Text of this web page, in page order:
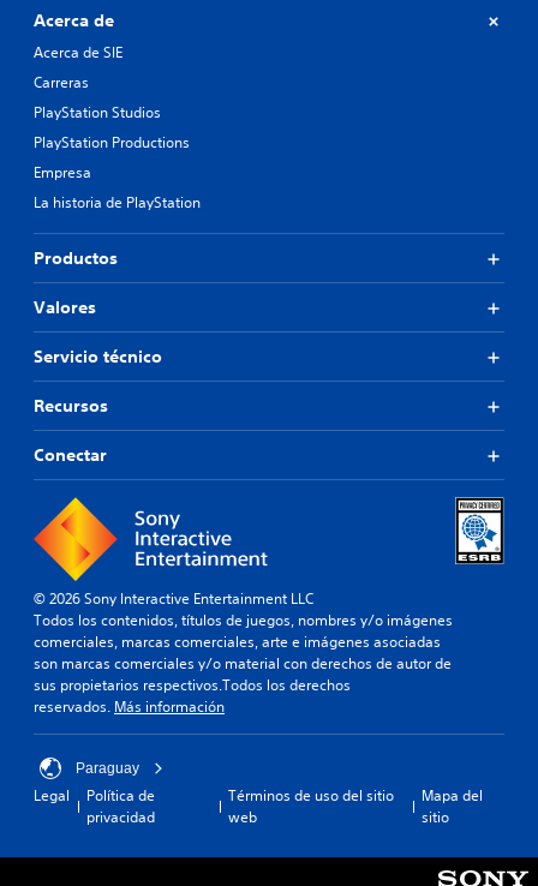
Acerca de
Acerca de SIE
Carreras
PlayStation Studios
PlayStation Productions
Empresa
La historia de PlayStation
Productos
Valores
Servicio técnico
Recursos
Conectar
© 2026 Sony Interactive Entertainment LLC
Todos los contenidos, títulos de juegos, nombres y/o imágenes
comerciales, marcas comerciales, arte e imágenes asociadas
son marcas comerciales y/o material con derechos de autor de
sus propietarios respectivos.Todos los derechos
reservados. Más información
Paraguay
Legal
Política de
privacidad
Términos de uso del sitio
web
Mapa del
sitio